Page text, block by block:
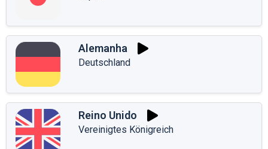
Alemanha
Deutschland
Reino Unido
Vereinigtes Königreich